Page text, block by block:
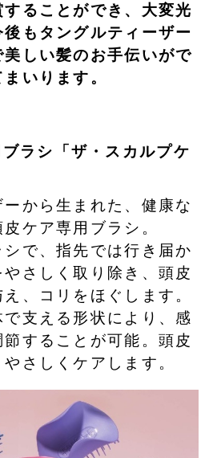
ることができ、大変光
もタングルティーザー
しい髪のお手伝いがで
いります。
ラシ「ザ・スカルプケ
から生まれた、健康な
ケア専用ブラシ。
で、指先では行き届か
さしく取り除き、頭皮
、コリをほぐします。
支える形状により、感
することが可能。頭皮
さしくケアします。